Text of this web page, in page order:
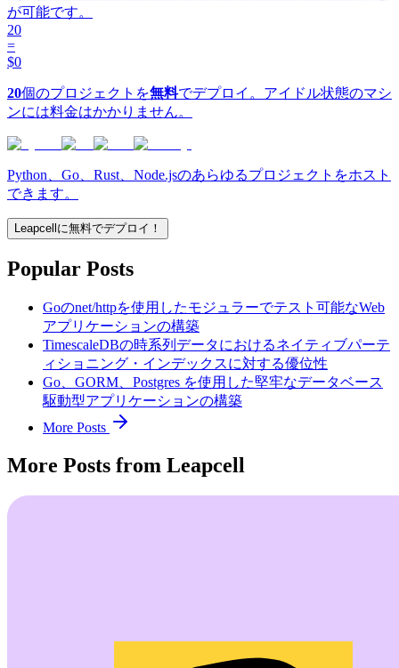
が可能です。
20
=
$0
20個のプロジェクトを無料でデプロイ。アイドル状態のマシ
ンには料金はかかりません。
Python、Go、Rust、Node.jsのあらゆるプロジェクトをホスト
できます。
Leapcellに無料でデプロイ！
Popular Posts
Goのnet/httpを使用したモジュラーでテスト可能なWeb
アプリケーションの構築
TimescaleDBの時系列データにおけるネイティブパーテ
ィショニング・インデックスに対する優位性
Go、GORM、Postgres を使用した堅牢なデータベース
駆動型アプリケーションの構築
More Posts
More Posts from Leapcell